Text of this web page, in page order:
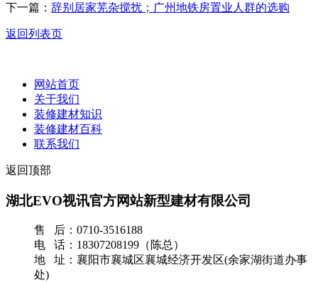
下一篇： 辞别居家芜杂搅扰；广州地铁房置业人群的选购
返回列表页
网站首页
关于我们
装修建材知识
装修建材百科
联系我们
返回顶部
湖北EVO视讯官方网站新型建材有限公司
售 后：0710-3516188
电 话：18307208199（陈总）
地 址：襄阳市襄城区襄城经济开发区(余家湖街道办事
处)